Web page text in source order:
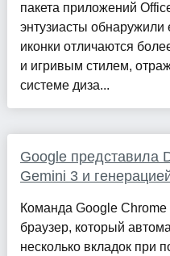
пакета приложений
энтузиасты
иконки отличаются
и игривым стилем,
системе диза...
Google представила
Gemini 3 и
Команда Google
браузер, который
несколько вкладок при